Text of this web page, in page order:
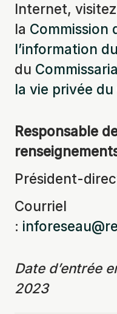
Internet,
la Commission
l’information
du
la vie privée du
Responsable
Président-
Courriel
:
Date d’entrée
2023